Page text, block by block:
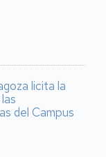
licita la
del Campus